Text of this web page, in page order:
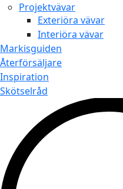
Projektvävar
Exteriöra vävar
Interiöra vävar
Markisguiden
Återförsäljare
Inspiration
Skötselråd